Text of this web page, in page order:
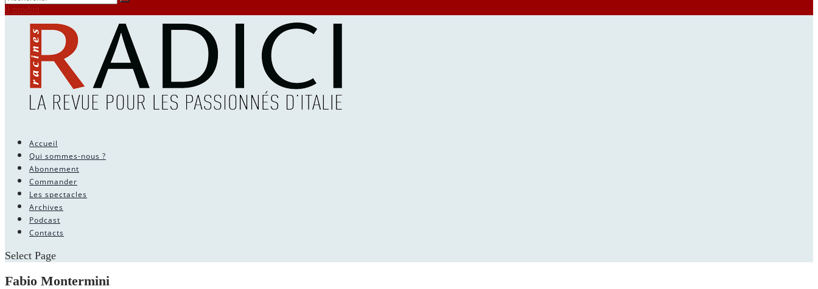
0 produit
Accueil
Qui sommes-nous ?
Abonnement
Commander
Les spectacles
Archives
Podcast
Contacts
Select Page
Fabio Montermini